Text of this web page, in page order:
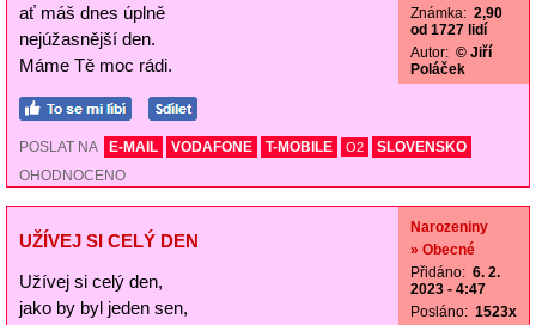
ať máš dnes úplně
nejúžasnější den.
Máme Tě moc rádi.
Známka: 2,90
od 1727 lidí
Autor: © Jiří
Poláček
POSLAT NA E-MAIL VODAFONE T-MOBILE O2
SLOVENSKO
OHODNOCENO
UŽÍVEJ SI CELÝ DEN
Užívej si celý den,
jako by byl jeden sen,
Narozeniny
» Obecné
Přidáno: 6. 2.
2023 - 4:47
Posláno: 1523x